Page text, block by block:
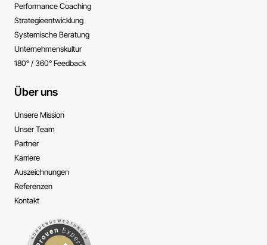
Performance ­Coaching
Strategie­entwicklung
Systemische ­Beratung
Unternehmens­kultur
180° / 360° Feedback
Über uns
Unsere Mission
Unser Team
Partner
Karriere
Auszeichnungen
Referenzen
Kontakt